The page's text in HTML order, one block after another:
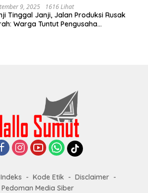
9, 2025 1616 Lihat
Tinggal Janji, Jalan Produksi Rusak
Warga Tuntut Pengusaha
Indeks Kode Etik
Disclaimer
Pedoman Media Siber